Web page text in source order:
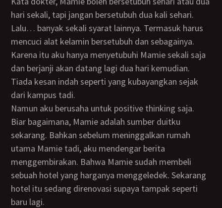
hari sekali, tapi jangan bersetubuh dua kali sehari.
Lalu… banyak sekali syarat lainnya. Termasuk harus
mencuci alat kelamin bersetubuh dan sebagainya.
Karena itu aku hanya menyetubuhi Mamie sekali saja
dan berjanji akan datang lagi dua hari kemudian.
Tiada kesan indah seperti yang kubayangkan sejak
dari kampus tadi.
Namun aku berusaha untuk positive thinking saja.
Biar bagaimana, Mamie adalah sumber duitku
sekarang. Bahkan sebelum meninggalkan rumah
utama Mamie tadi, aku mendengar berita
menggembirakan. Bahwa Mamie sudah membeli
sebuah hotel yang harganya menggeledek. Sekarang
hotel itu sedang direnovasi supaya tampak seperti
baru lagi.